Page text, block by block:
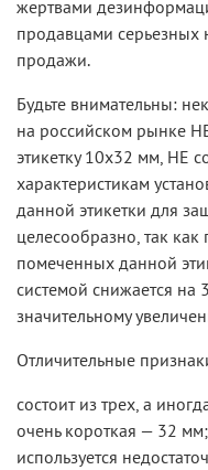
жертвами
продавцами серьезных
продажи.
Будьте внимательны:
на российском рынке
этикетку 10х32 мм, НЕ
характеристикам
данной этикетки для
целесообразно, так
помеченных данной
системой снижается на
значительному
Отличительные
состоит из трех, а
очень короткая — 32 мм;
используется